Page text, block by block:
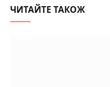
ЧИТАЙТЕ ТАКОЖ